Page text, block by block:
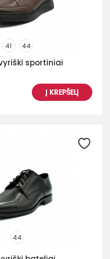
41 44
sportiniai
Į KREPŠELĮ
44